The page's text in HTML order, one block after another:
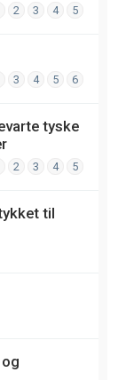
2 3 4 5
3 4 5 6
tyske
2 3 4 5
til